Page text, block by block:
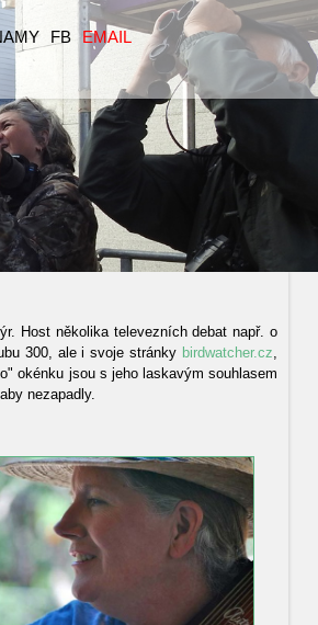
FB EMAIL
Host několika televezních debat např. o
300, ale i svoje stránky birdwatcher.cz,
okénku jsou s jeho laskavým souhlasem
nezapadly.